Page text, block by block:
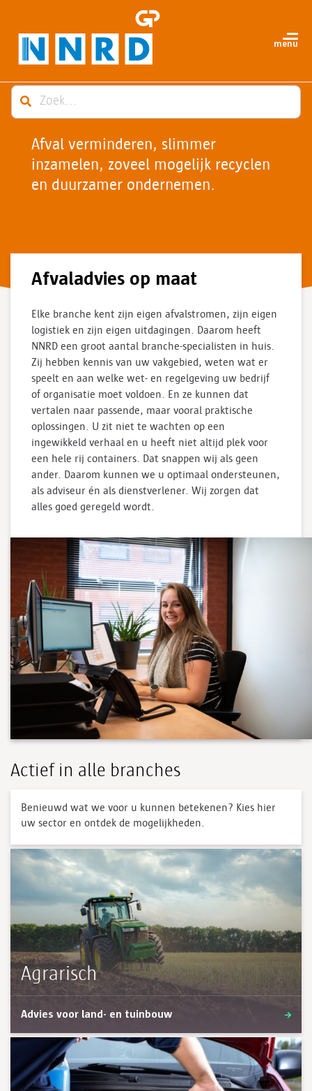
Afval verminderen, slimmer
inzamelen, zoveel mogelijk recyclen
en duurzamer ondernemen.
Afvaladvies op maat
Elke branche kent zijn eigen afvalstromen, zijn eigen
logistiek en zijn eigen uitdagingen. Daarom heeft
NNRD een groot aantal branche-specialisten in huis.
Zij hebben kennis van uw vakgebied, weten wat er
speelt en aan welke wet- en regelgeving uw bedrijf
of organisatie moet voldoen. En ze kunnen dat
vertalen naar passende, maar vooral praktische
oplossingen. U zit niet te wachten op een
ingewikkeld verhaal en u heeft niet altijd plek voor
een hele rij containers. Dat snappen wij als geen
ander. Daarom kunnen we u optimaal ondersteunen,
als adviseur én als dienstverlener. Wij zorgen dat
alles goed geregeld wordt.
Actief in alle branches
Benieuwd wat we voor u kunnen betekenen? Kies hier
uw sector en ontdek de mogelijkheden.
Agrarisch
Advies voor land- en tuinbouw